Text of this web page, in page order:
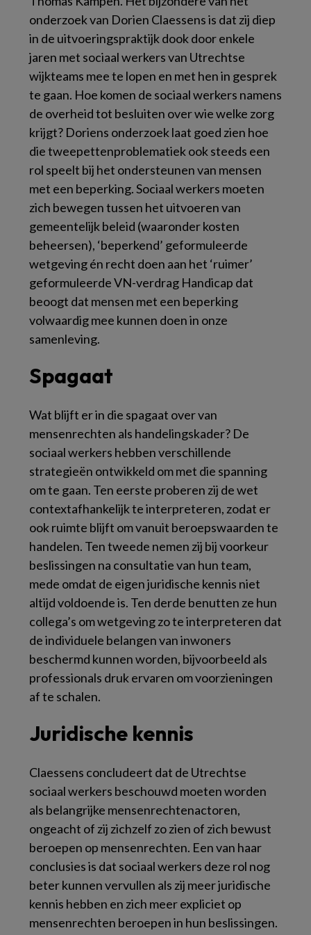
onderzoek van Dorien Claessens is dat zij diep
in de uitvoeringspraktijk dook door enkele
jaren met sociaal werkers van Utrechtse
wijkteams mee te lopen en met hen in gesprek
te gaan. Hoe komen de sociaal werkers namens
de overheid tot besluiten over wie welke zorg
krijgt? Doriens onderzoek laat goed zien hoe
die tweepettenproblematiek ook steeds een
rol speelt bij het ondersteunen van mensen
met een beperking. Sociaal werkers moeten
zich bewegen tussen het uitvoeren van
gemeentelijk beleid (waaronder kosten
beheersen), ‘beperkend’ geformuleerde
wetgeving én recht doen aan het ‘ruimer’
geformuleerde VN-verdrag Handicap dat
beoogt dat mensen met een beperking
volwaardig mee kunnen doen in onze
samenleving.
Spagaat
Wat blijft er in die spagaat over van
mensenrechten als handelingskader? De
sociaal werkers hebben verschillende
strategieën ontwikkeld om met die spanning
om te gaan. Ten eerste proberen zij de wet
contextafhankelijk te interpreteren, zodat er
ook ruimte blijft om vanuit beroepswaarden te
handelen. Ten tweede nemen zij bij voorkeur
beslissingen na consultatie van hun team,
mede omdat de eigen juridische kennis niet
altijd voldoende is. Ten derde benutten ze hun
collega’s om wetgeving zo te interpreteren dat
de individuele belangen van inwoners
beschermd kunnen worden, bijvoorbeeld als
professionals druk ervaren om voorzieningen
af te schalen.
Juridische kennis
Claessens concludeert dat de Utrechtse
sociaal werkers beschouwd moeten worden
als belangrijke mensenrechtenactoren,
ongeacht of zij zichzelf zo zien of zich bewust
beroepen op mensenrechten. Een van haar
conclusies is dat sociaal werkers deze rol nog
beter kunnen vervullen als zij meer juridische
kennis hebben en zich meer expliciet op
mensenrechten beroepen in hun beslissingen.